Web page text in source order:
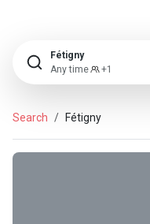
Fétigny
Any time
+1
Search Fétigny